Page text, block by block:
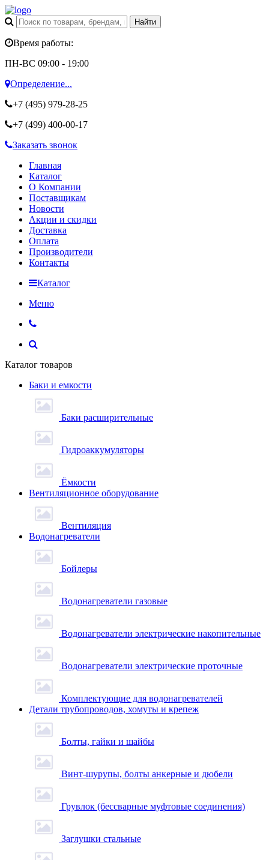
Время работы:
ПН-ВС 09:00 - 19:00
Определение...
+7 (495) 979-28-25
+7 (499) 400-00-17
Заказать звонок
Главная
Каталог
О Компании
Поставщикам
Новости
Акции и скидки
Доставка
Оплата
Производители
Контакты
Каталог
Меню
Каталог товаров
Баки и емкости
Баки расширительные
Гидроаккумуляторы
Ёмкости
Вентиляционное оборудование
Вентиляция
Водонагреватели
Бойлеры
Водонагреватели газовые
Водонагреватели электрические накопительные
Водонагреватели электрические проточные
Комплектующие для водонагревателей
Детали трубопроводов, хомуты и крепеж
Болты, гайки и шайбы
Винт-шурупы, болты анкерные и дюбели
Грувлок (бессварные муфтовые соединения)
Заглушки стальные